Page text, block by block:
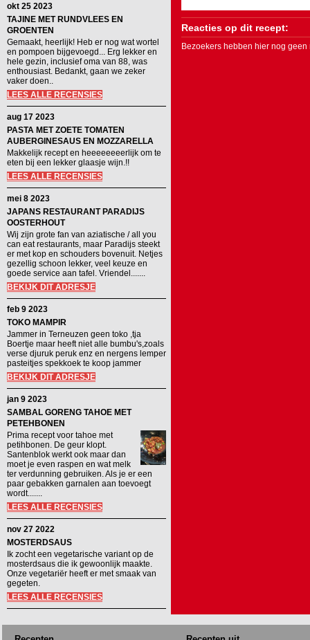
okt 25 2023
TAJINE MET RUNDVLEES EN
GROENTEN
Gemaakt, heerlijk! Heb er nog wat wortel
en pompoen bijgevoegd... Erg lekker en
hele gezin, inclusief oma van 88, was
enthousiast. Bedankt, gaan we zeker
vaker doen..
LEES ALLE RECENSIES
aug 17 2023
PASTA MET ZOETE TOMATEN
AUBERGINESAUS EN MOZZARELLA
Makkelijk recept en heeeeeeeerlijk om te
eten bij een lekker glaasje wijn.!!
LEES ALLE RECENSIES
mei 8 2023
JAPANS RESTAURANT PARADIJS
OOSTERHOUT
Wij zijn grote fan van aziatische / all you
can eat restaurants, maar Paradijs steekt
er met kop en schouders bovenuit. Netjes
gezellig schoon lekker, veel keuze en
goede service aan tafel. Vriendel.......
BEKIJK DIT ADRESJE
feb 9 2023
TOKO MAMPIR
Jammer in Terneuzen geen toko ,tja
Boertje maar heeft niet alle bumbu's,zoals
verse djuruk peruk enz en nergens lemper
pasteitjes spekkoek te koop jammer
BEKIJK DIT ADRESJE
jan 9 2023
SAMBAL GORENG TAHOE MET
PETEHBONEN
Prima recept voor tahoe met
petihbonen. De geur klopt.
Santenblok werkt ook maar dan
moet je even raspen en wat melk
ter verdunning gebruiken. Als je er een
paar gebakken garnalen aan toevoegt
wordt.......
LEES ALLE RECENSIES
nov 27 2022
MOSTERDSAUS
Ik zocht een vegetarische variant op de
mosterdsaus die ik gewoonlijk maakte.
Onze vegetariër heeft er met smaak van
gegeten.
LEES ALLE RECENSIES
Reacties op dit recept:
Bezoekers hebben hier nog